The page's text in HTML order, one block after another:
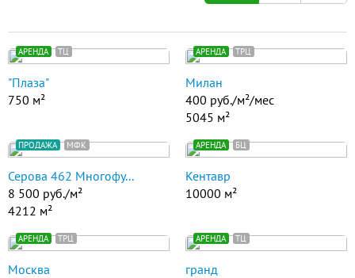
АРЕНДА ТЦ
"Плаза"
750 м²
АРЕНДА ТРЦ
Милан
400 руб./м²/мес
5045 м²
ПРОДАЖА МФК
Серова 462 Многофу...
8 500 руб./м²
4212 м²
АРЕНДА БЦ
Кентавр
10000 м²
АРЕНДА ТРЦ
Москва
АРЕНДА ТЦ
гранд